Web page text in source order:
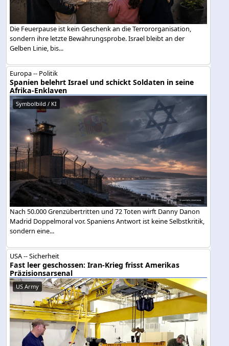
Die Feuerpause ist kein Geschenk an die Terrororganisation,
sondern ihre letzte Bewährungsprobe. Israel bleibt an der
Gelben Linie, bis...
Europa -- Politik
Spanien belehrt Israel und schickt Soldaten in seine
Afrika-Enklaven
Symbolbild / KI
Nach 50.000 Grenzübertritten und 72 Toten wirft Danny Danon
Madrid Doppelmoral vor. Spaniens Antwort ist keine Selbstkritik,
sondern eine...
USA -- Sicherheit
Fast leer geschossen: Iran-Krieg frisst Amerikas
Präzisionsarsenal
US Army